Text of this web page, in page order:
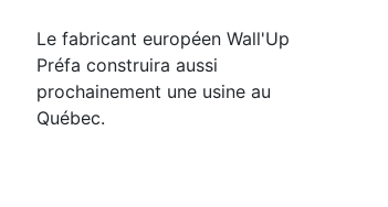
Le fabricant européen Wall'Up
Préfa construira aussi
prochainement une usine au
Québec.